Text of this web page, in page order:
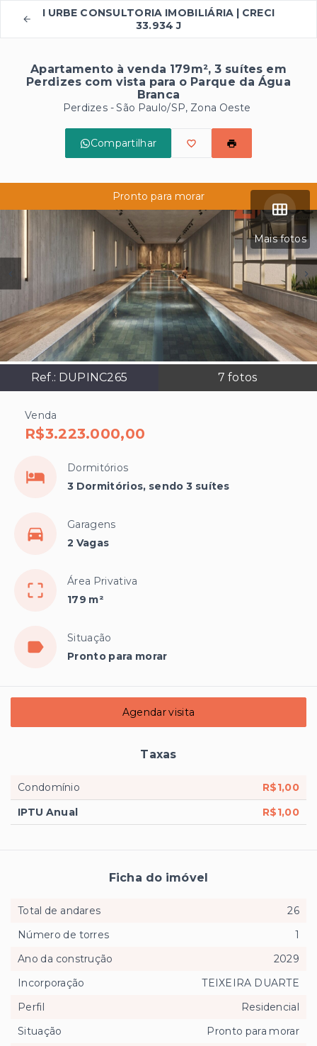
I URBE CONSULTORIA IMOBILIÁRIA | CRECI
33.934 J
Apartamento à venda 179m², 3 suítes em
Perdizes com vista para o Parque da Água
Branca
Perdizes - São Paulo/SP, Zona Oeste
Compartilhar
Mais fotos
Ref.: DUPINC265 7 fotos
Pronto para morar
Venda
R$3.223.000,00
Dormitórios
3 Dormitórios, sendo 3 suítes
Garagens
2 Vagas
Área Privativa
179 m²
Situação
Pronto para morar
Agendar visita
Taxas
Condomínio
R$1,00
IPTU Anual
R$1,00
Ficha do imóvel
Total de andares
26
Número de torres
1
Ano da construção
2029
Incorporação
TEIXEIRA DUARTE
Perfil
Residencial
Situação
Pronto para morar